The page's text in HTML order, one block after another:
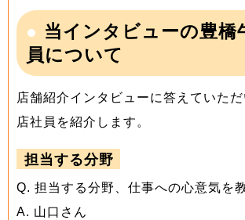
当インタビューの豊橋
員について
店舗紹介インタビューに答えていただ
店社員を紹介します。
担当する分野
Q. 担当する分野、仕事への心意気を
A. 山口さん